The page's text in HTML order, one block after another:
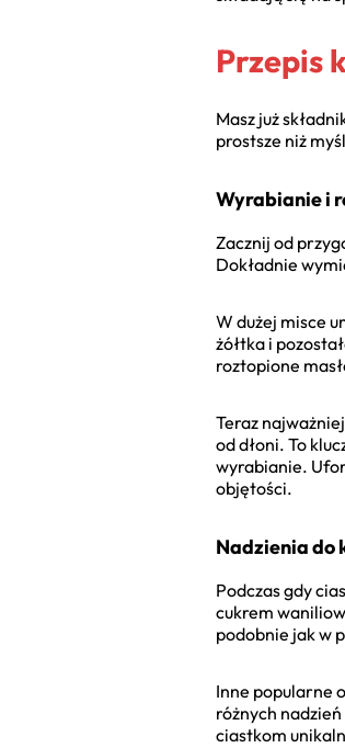
Przepis
Masz już
prostsze niż
Wyrabianie i
Zacznij od
Dokładnie
W dużej misce
żółtka i
roztopione
Teraz
od dłoni. To
wyrabianie.
objętości.
Nadzienia do
Podczas gdy
cukrem
podobnie jak w
Inne popularne
różnych
ciastkom